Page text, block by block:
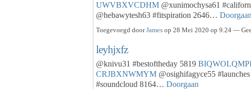
UWVBXVCDHM @xunimochysa61
@hebawytesh63 #fitspiration 2646…
Toegevoegd doorJames op 28 Mei 2020 op 9.24 —
leyhjxfz
@knivu31 #bestoftheday 5819
CRJBXNWMYM @osighifagyce55 #launches
#soundcloud 8164… Doorgaan